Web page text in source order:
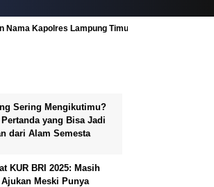
Nama Kapolres Lampung Timur
Sering Mengikutimu?
Pertanda yang Bisa Jadi
dari Alam Semesta
KUR BRI 2025: Masih
Ajukan Meski Punya